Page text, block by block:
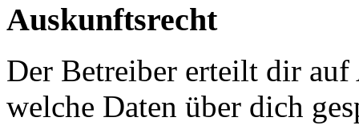
Auskunftsrecht
Der Betreiber erteilt dir
welche Daten über dich